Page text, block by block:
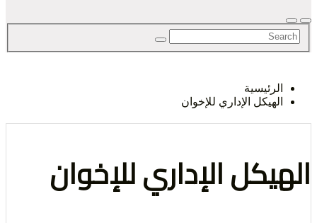
الإداري للإخوان
الإداري للإخوان